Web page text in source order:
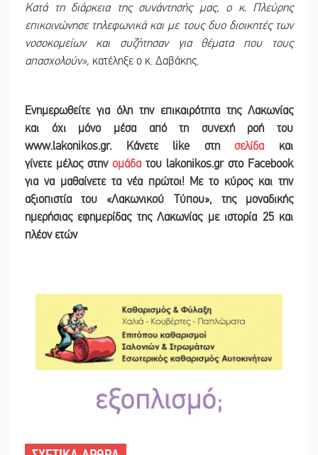
Κατά τη διάρκεια της συνάντησής μας, ο κ. Πλεύρης
επικοινώνησε τηλεφωνικά και με τους δυο διοικητές των
νοσοκομείων και συζήτησαν για θέματα που τους
απασχολούν», κατέληξε ο κ. Δαβάκης.
Ενημερωθείτε για όλη την επικαιρότητα της Λακωνίας
και όχι μόνο μέσα από τη συνεχή ροή του
www.lakonikos.gr. Κάνετε like στησελίδα και
γίνετε μέλος στην ομάδα του lakonikos.gr στο Facebook
για να μαθαίνετε τα νέα πρώτοι! Με το κύρος και την
αξιοπιστία του «Λακωνικού Τύπου», της μοναδικής
ημερήσιας εφημερίδας της Λακωνίας με ιστορία 25 και
πλέον ετών